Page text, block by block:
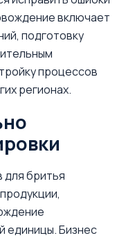
включает
подготовку
процессов
регионах.
для бритья
единицы. Бизнес